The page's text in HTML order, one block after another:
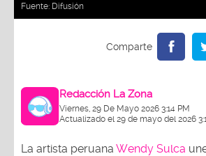
Fuente: Difusión
Redacción La Zona
Viernes, 29 De Mayo 2026 3:14 PM
Actualizado el 29 de mayo del 2026
La artista peruana Wendy Sulca